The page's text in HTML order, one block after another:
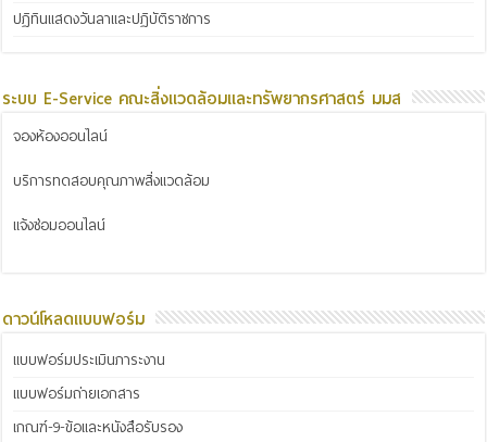
ปฏิทินแสดงวันลาและปฏิบัติราชการ
ระบบ E-Service คณะสิ่งแวดล้อมและทรัพยากรศาสตร์ มมส
จองห้องออนไลน์
บริการทดสอบคุณภาพสิ่งแวดล้อม
แจ้งซ่อมออนไลน์
ดาวน์โหลดแบบฟอร์ม
แบบฟอร์มประเมินภาระงาน
แบบฟอร์มถ่ายเอกสาร
เกณฑ์-9-ข้อและหนังสือรับรอง